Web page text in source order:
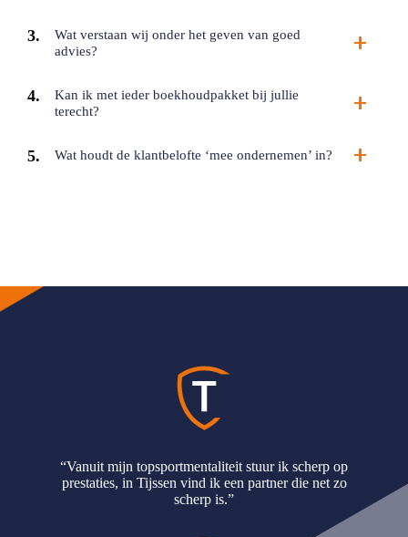
Wat verstaan wij onder het geven van goed
advies?
Kan ik met ieder boekhoudpakket bij jullie
terecht?
Wat houdt de klantbelofte ‘mee ondernemen’ in?
“Vanuit mijn topsportmentaliteit stuur ik scherp op
prestaties, in Tijssen vind ik een partner die net zo
scherp is.”